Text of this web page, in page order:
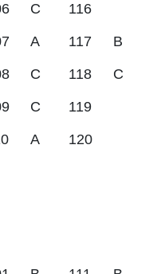
C 116
A 117 B
C 118 C
C 119
A 120